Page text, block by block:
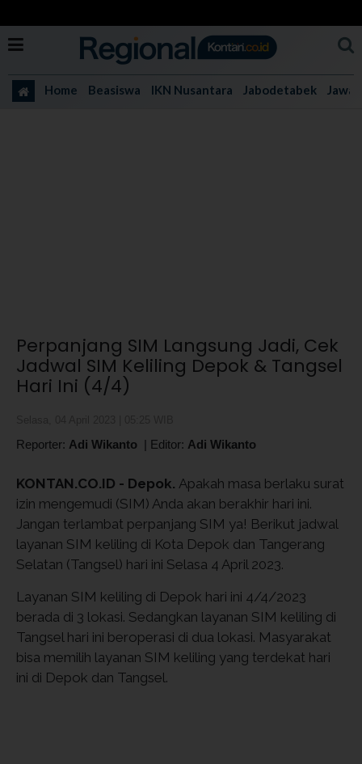
Home Beasiswa IKN Nusantara Jabodetabek Jawa
Perpanjang SIM Langsung Jadi, Cek
Jadwal SIM Keliling Depok & Tangsel
Hari Ini (4/4)
Reporter: Adi Wikanto | Editor: Adi Wikanto
KONTAN.CO.ID - Depok. Apakah masa berlaku surat
izin mengemudi (SIM) Anda akan berakhir hari ini.
Jangan terlambat perpanjang SIM ya! Berikut jadwal
layanan SIM keliling di Kota Depok dan Tangerang
Selatan (Tangsel) hari ini Selasa 4 April 2023.
Layanan SIM keliling di Depok hari ini 4/4/2023
berada di 3 lokasi. Sedangkan layanan SIM keliling di
Tangsel hari ini beroperasi di dua lokasi. Masyarakat
bisa memilih layanan SIM keliling yang terdekat hari
ini di Depok dan Tangsel.